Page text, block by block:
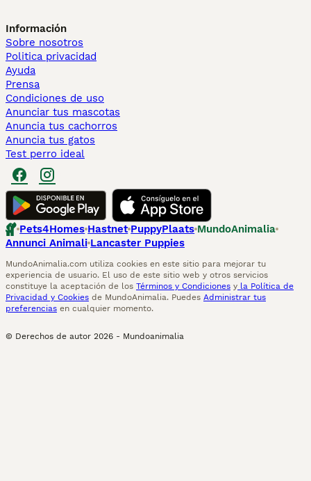
Información
Sobre nosotros
Politica privacidad
Ayuda
Prensa
Condiciones de uso
Anunciar tus mascotas
Anuncia tus cachorros
Anuncia tus gatos
Test perro ideal
Pets4Homes Hastnet PuppyPlaats MundoAnimalia
Annunci Animali Lancaster Puppies
MundoAnimalia.com utiliza cookies en este sitio para mejorar tu
experiencia de usuario. El uso de este sitio web y otros servicios
constituye la aceptación de los Términos y Condiciones y la Política de
Privacidad y Cookies de MundoAnimalia. Puedes Administrar tus
preferencias en cualquier momento.
© Derechos de autor 2026 - Mundoanimalia